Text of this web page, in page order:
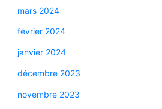
mars 2024
février 2024
janvier 2024
décembre 2023
novembre 2023